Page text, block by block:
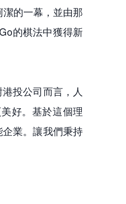
的一幕，並由那
的棋法中獲得新
投公司而言，人
好。基於這個理
業。讓我們秉持